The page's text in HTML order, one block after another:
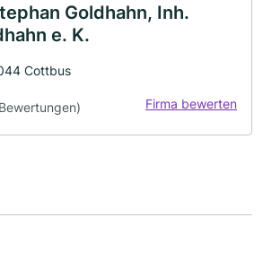
Goldhahn, Inh.
e. K.
Cottbus
Firma bewerten